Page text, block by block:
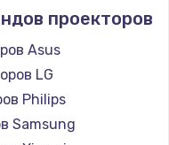
проекторов
Asus
LG
Philips
Samsung